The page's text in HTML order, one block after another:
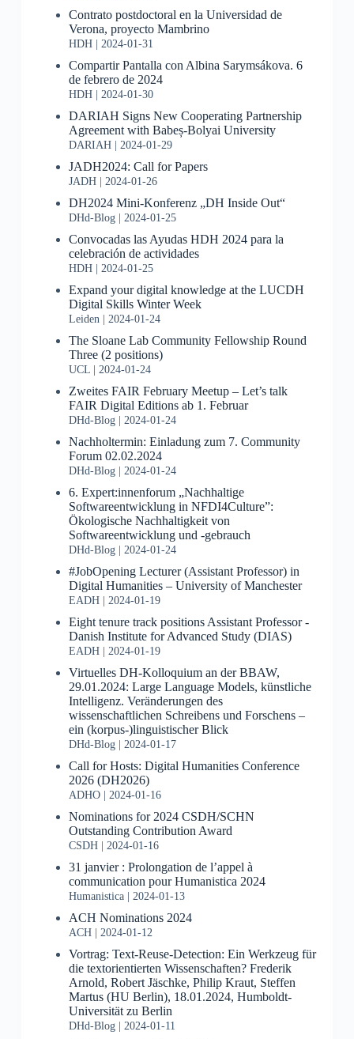
Contrato postdoctoral en la Universidad de
Verona, proyecto Mambrino
HDH 2024-01-31
Compartir Pantalla con Albina Sarymsákova. 6
de febrero de 2024
HDH 2024-01-30
DARIAH Signs New Cooperating Partnership
Agreement with Babeș-Bolyai University
DARIAH 2024-01-29
JADH2024: Call for Papers
JADH 2024-01-26
DH2024 Mini-Konferenz „DH Inside Out“
DHd-Blog 2024-01-25
Convocadas las Ayudas HDH 2024 para la
celebración de actividades
HDH 2024-01-25
Expand your digital knowledge at the LUCDH
Digital Skills Winter Week
Leiden 2024-01-24
The Sloane Lab Community Fellowship Round
Three (2 positions)
UCL 2024-01-24
Zweites FAIR February Meetup – Let’s talk
FAIR Digital Editions ab 1. Februar
DHd-Blog 2024-01-24
Nachholtermin: Einladung zum 7. Community
Forum 02.02.2024
DHd-Blog 2024-01-24
6. Expert:innenforum „Nachhaltige
Softwareentwicklung in NFDI4Culture”:
Ökologische Nachhaltigkeit von
Softwareentwicklung und -gebrauch
DHd-Blog 2024-01-24
#JobOpening Lecturer (Assistant Professor) in
Digital Humanities – University of Manchester
EADH 2024-01-19
Eight tenure track positions Assistant Professor -
Danish Institute for Advanced Study (DIAS)
EADH 2024-01-19
Virtuelles DH-Kolloquium an der BBAW,
29.01.2024: Large Language Models, künstliche
Intelligenz. Veränderungen des
wissenschaftlichen Schreibens und Forschens –
ein (korpus-)linguistischer Blick
DHd-Blog 2024-01-17
Call for Hosts: Digital Humanities Conference
2026 (DH2026)
ADHO 2024-01-16
Nominations for 2024 CSDH/SCHN
Outstanding Contribution Award
CSDH 2024-01-16
31 janvier : Prolongation de l’appel à
communication pour Humanistica 2024
Humanistica 2024-01-13
ACH Nominations 2024
ACH 2024-01-12
Vortrag: Text-Reuse-Detection: Ein Werkzeug für
die textorientierten Wissenschaften? Frederik
Arnold, Robert Jäschke, Philip Kraut, Steffen
Martus (HU Berlin), 18.01.2024, Humboldt-
Universität zu Berlin
DHd-Blog 2024-01-11